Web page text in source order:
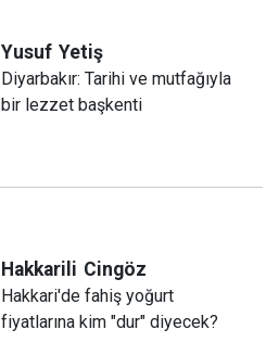
Yusuf Yetiş
Diyarbakır: Tarihi ve mutfağıyla
bir lezzet başkenti
Hakkarili Cingöz
Hakkari'de fahiş yoğurt
fiyatlarına kim "dur" diyecek?